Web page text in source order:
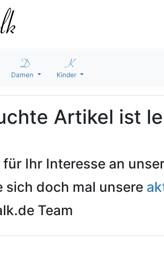
Damen Kinder
Artikel ist
Ihr Interesse an
sich doch mal unsere
Team